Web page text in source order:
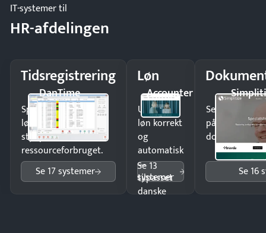
IT-systemer til
HR-afdelingen
Tidsregistrering
DanTime
Spar tid på
lønberegning og få
styr på
ressourceforbruget.
Se 17 systemer
Løn
Accounter
Udbetal
løn korrekt
og
automatisk
—
tilpasset
danske
Se 13
systemer
Send
på minutter
dokumenter.
Se 16